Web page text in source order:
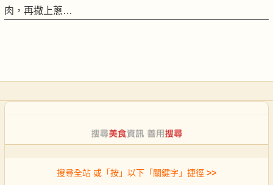
肉，再撒上蔥…
搜尋全站 或「按」以下「關鍵字」捷徑 >>